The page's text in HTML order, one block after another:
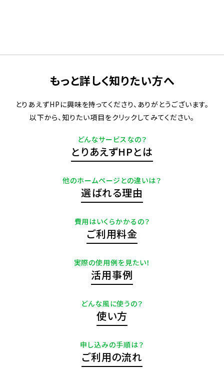
もっと詳しく知りたい方へ
とりあえずHPに興味を持ってくださり、ありがとうございます。
以下から、知りたい項目をクリックしてみてください。
どんなサービスなの？
とりあえずHPとは
他のホームページとの違いは？
選ばれる理由
費用はいくらかかるの？
ご利用料金
実際の使用例を見たい！
活用事例
どんな風に使うの？
使い方
申し込みの手順は？
ご利用の流れ